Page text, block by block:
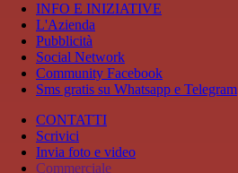
INFO E INIZIATIVE
L'Azienda
Pubblicità
Social Network
Community Facebook
Sms gratis su Whatsapp e Telegram
CONTATTI
Scrivici
Invia foto e video
Commerciale